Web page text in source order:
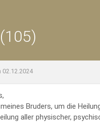
02.12.2024
Bruders, um die
aller physischer,